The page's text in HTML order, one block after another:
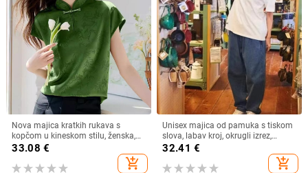
Nova majica kratkih rukava s
kopčom u kineskom stilu, ženska,
ljeto 2024., nova zelena majica
kratkih rukava u kineskom stilu,
Design Sense Top
33.08 €
add_shopping_cart
Unisex majica od pamuka s tiskom
slova, labav kroj, okrugli izrez,
japansko-korejski opušten stil,
32.41 €
add_shopping_cart